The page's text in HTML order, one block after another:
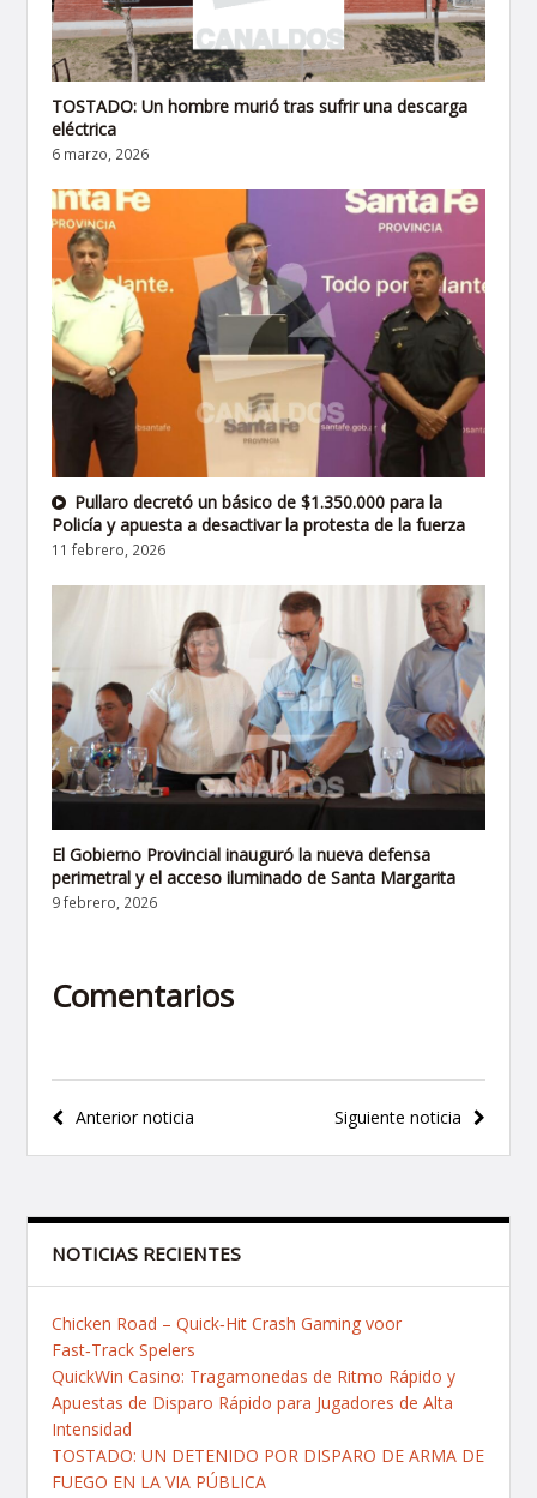
TOSTADO: Un hombre murió tras sufrir una descarga
eléctrica
6 marzo, 2026
Pullaro decretó un básico de $1.350.000 para la
Policía y apuesta a desactivar la protesta de la fuerza
11 febrero, 2026
El Gobierno Provincial inauguró la nueva defensa
perimetral y el acceso iluminado de Santa Margarita
9 febrero, 2026
Comentarios
Navegación
de
Siguiente noticia
Anterior noticia
NOTICIAS RECIENTES
Chicken Road – Quick‑Hit Crash Gaming voor
Fast‑Track Spelers
QuickWin Casino: Tragamonedas de Ritmo Rápido y
Apuestas de Disparo Rápido para Jugadores de Alta
Intensidad
TOSTADO: UN DETENIDO POR DISPARO DE ARMA DE
FUEGO EN LA VIA PÚBLICA